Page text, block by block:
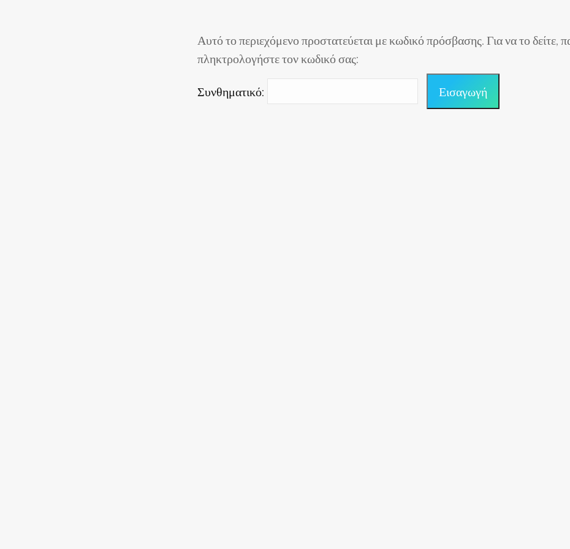
Αυτό το περιεχόμενο προστατεύεται με κωδικό πρόσβασης. Για να το δείτε,
πληκτρολογήστε τον κωδικό σας:
Συνθηματικό: